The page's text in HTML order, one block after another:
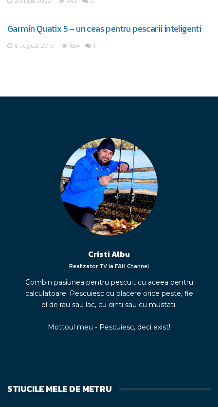
Garmin Quatix 5 – un ceas pentru pescarii inteligenti
6 august 2019 634 1
Cristi Albu
Realizator TV la F&H Channel
Combin pasiunea pentru pescuit cu aceea pentru
calculatoare. Pescuiesc cu placere orice peste, fie
el de rau sau lac, cu dinti sau cu mustati.
Mottoul meu - Pescuiesc, deci exist!
STIUCILE MELE DE METRU